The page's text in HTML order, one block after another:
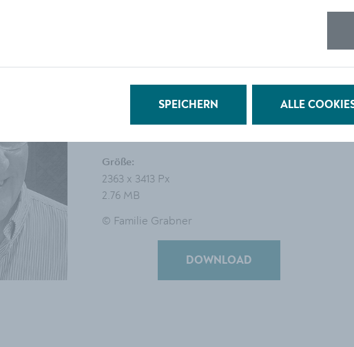
Der im November 2022 verstorbene
Kremser Altbürgermeister Erich
Größe:
2363 x 3413 Px
2.76 MB
© Familie Grabner
DOWNLOAD
SPEICHERN ALLE